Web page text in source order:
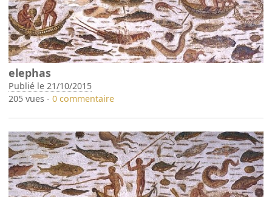
elephas
Publié le 21/10/2015
205 vues -0 commentaire